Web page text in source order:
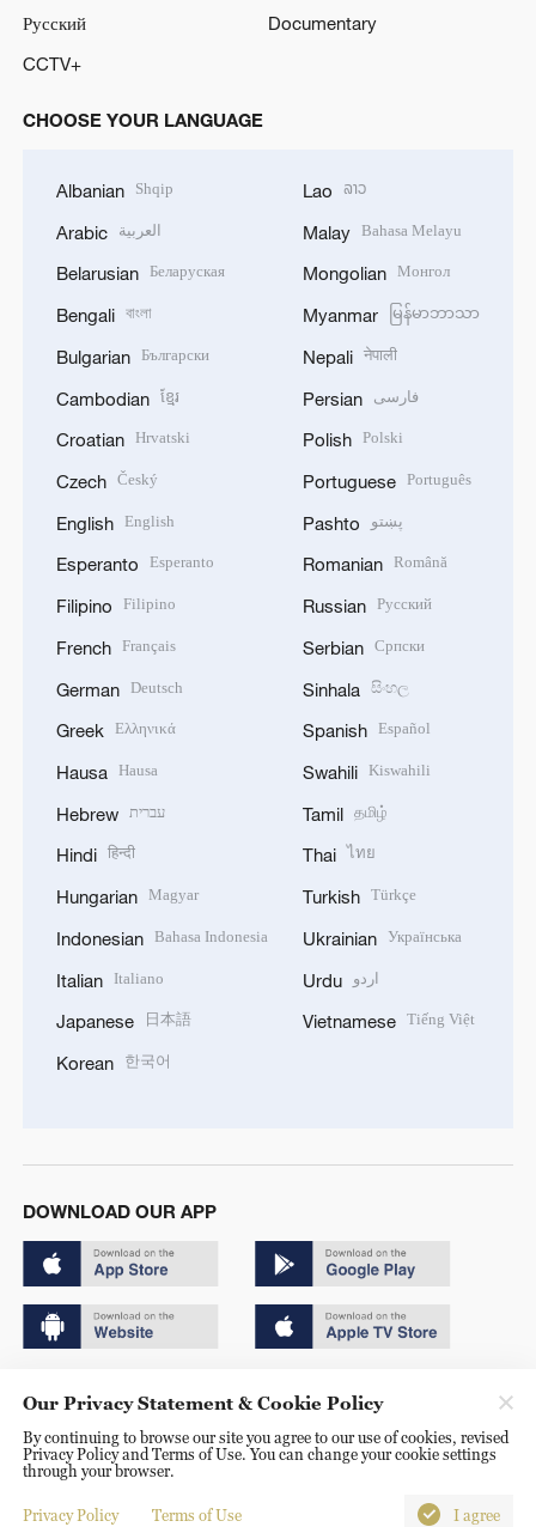
Русский
Documentary
CCTV+
CHOOSE YOUR LANGUAGE
Albanian Shqip
Arabic العربية
Belarusian Беларуская
Bengali বাংলা
Bulgarian Български
Cambodian ខ្មែរ
Croatian Hrvatski
Czech Český
English English
Esperanto Esperanto
Filipino Filipino
French Français
German Deutsch
Greek Ελληνικά
Hausa Hausa
Hebrew עברית
Hindi हिन्दी
Hungarian Magyar
Indonesian Bahasa Indonesia
Italian Italiano
Japanese 日本語
Korean 한국어
Lao ລາວ
Malay Bahasa Melayu
Mongolian Монгол
Myanmar မြန်မာဘာသာ
Nepali नेपाली
Persian فارسی
Polish Polski
Portuguese Português
Pashto پښتو
Romanian Română
Russian Русский
Serbian Српски
Sinhala සිංහල
Spanish Español
Swahili Kiswahili
Tamil தமிழ்
Thai ไทย
Turkish Türkçe
Ukrainian Українська
Urdu اردو
Vietnamese Tiếng Việt
DOWNLOAD OUR APP
京ICP备20000184号
京公网安备 11010502050052号
Disinformation report hotline: 010-85061466
Our Privacy Statement & Cookie Policy
By continuing to browse our site you agree to our use of cookies, revised
Privacy Policy and Terms of Use. You can change your cookie settings
through your browser.
Privacy Policy Terms of Use I agree